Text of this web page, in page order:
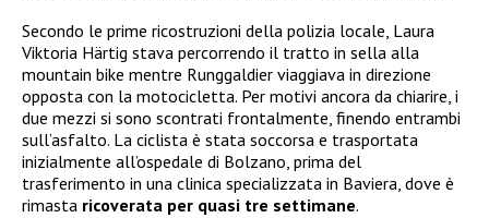
Secondo le prime ricostruzioni della polizia locale, Laura
Viktoria Härtig stava percorrendo il tratto in sella alla
mountain bike mentre Runggaldier viaggiava in direzione
opposta con la motocicletta. Per motivi ancora da chiarire, i
due mezzi si sono scontrati frontalmente, finendo entrambi
sull’asfalto. La ciclista è stata soccorsa e trasportata
inizialmente all’ospedale di Bolzano, prima del
trasferimento in una clinica specializzata in Baviera, dove è
rimasta ricoverata per quasi tre settimane.